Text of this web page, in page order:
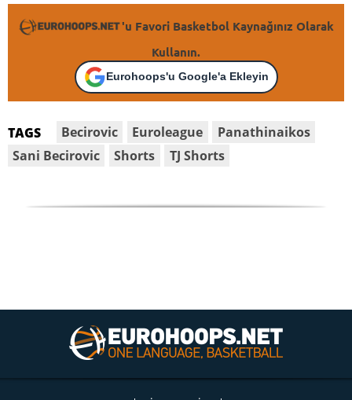
'u Favori Basketbol Kaynağınız Olarak
Kullanın.
Eurohoops'u Google'a Ekleyin
TAGS Becirovic Euroleague
Panathinaikos
Sani Becirovic
Shorts TJ Shorts